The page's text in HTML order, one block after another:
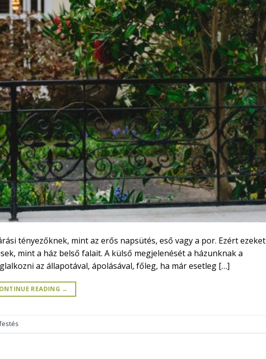
tényezőknek, mint az erős napsütés, eső vagy a por. Ezért ezeket
mint a ház belső falait. A külső megjelenését a házunknak a
az állapotával, ápolásával, főleg, ha már esetleg […]
READING →